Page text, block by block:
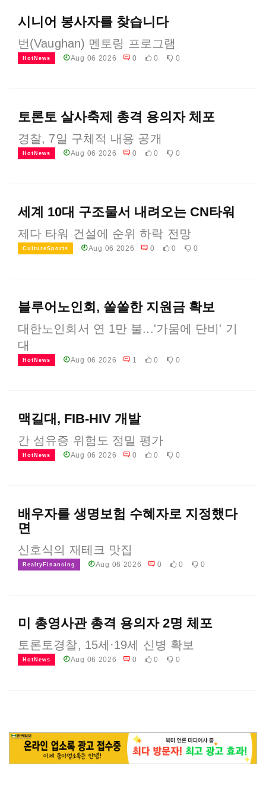
시니어 봉사자를 찾습니다
번(Vaughan) 멘토링 프로그램
HotNews Aug 06 2026 0 0 0
토론토 살사축제 총격 용의자 체포
경찰, 7일 구체적 내용 공개
HotNews Aug 06 2026 0 0 0
세계 10대 구조물서 내려오는 CN타워
제다 타워 건설에 순위 하락 전망
CultureSports Aug 06 2026 0 0 0
블루어노인회, 쏠쏠한 지원금 확보
대한노인회서 연 1만 불...'가뭄에 단비' 기
대
HotNews Aug 06 2026 1 0 0
맥길대, FIB-HIV 개발
간 섬유증 위험도 정밀 평가
HotNews Aug 06 2026 0 0 0
배우자를 생명보험 수혜자로 지정했다
면
신호식의 재테크 맛집
RealtyFinancing Aug 06 2026 0 0 0
미 총영사관 총격 용의자 2명 체포
토론토경찰, 15세·19세 신병 확보
HotNews Aug 06 2026 0 0 0